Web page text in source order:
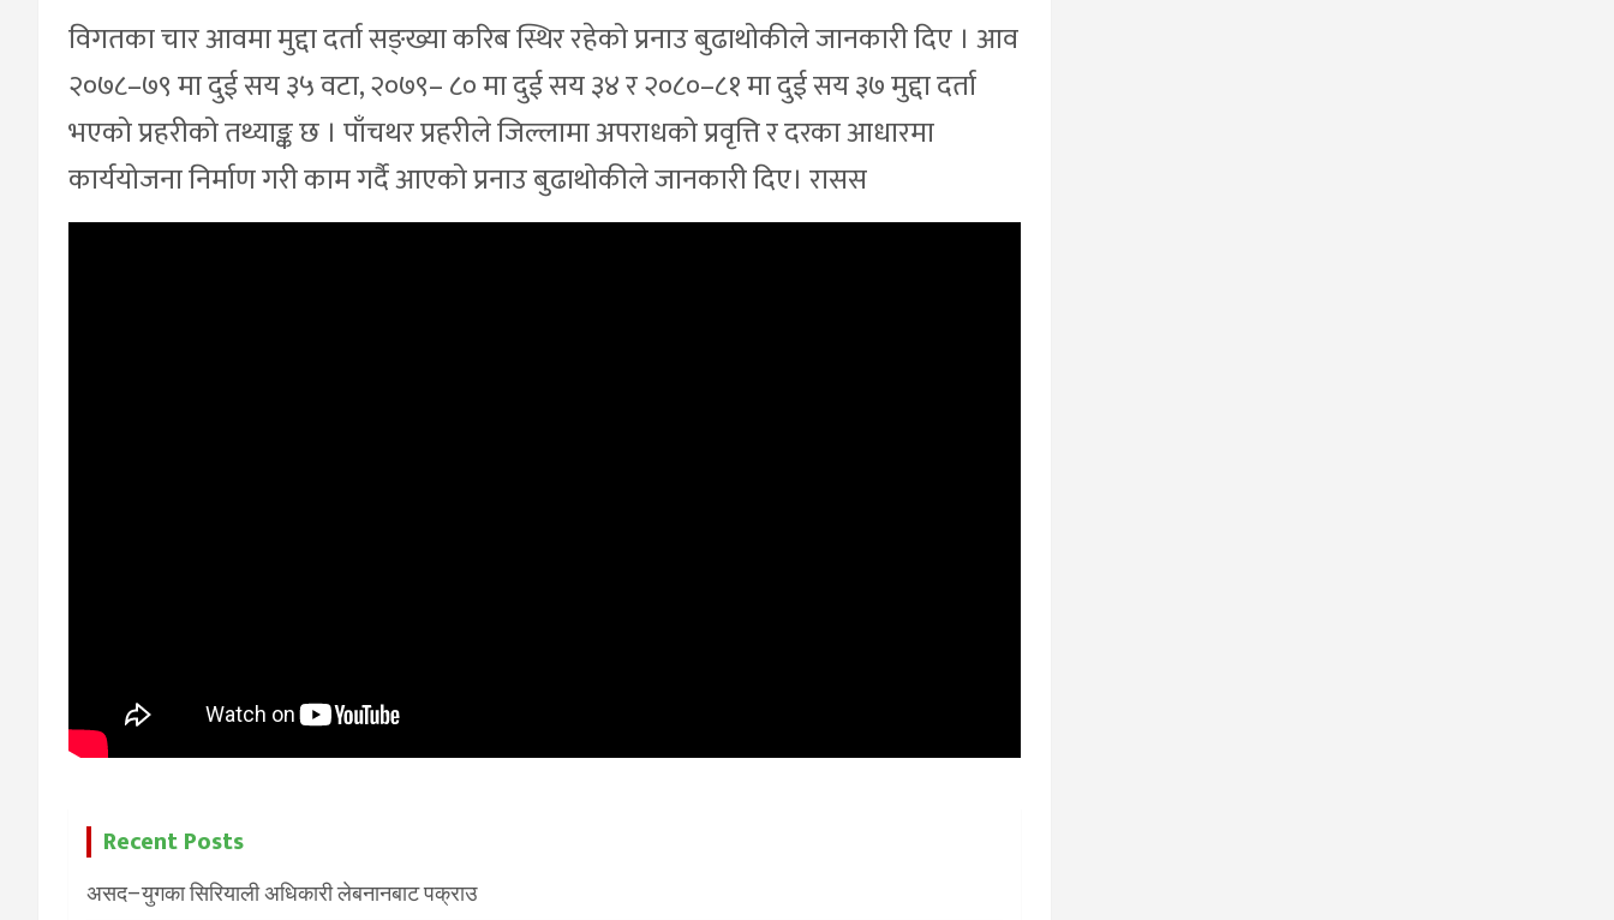
विगतका चार आवमा मुद्दा दर्ता सङ्ख्या करिब स्थिर रहेको प्रनाउ बुढाथोकीले जानकारी दिए । आव
२०७८–७९ मा दुई सय ३५ वटा, २०७९– ८० मा दुई सय ३४ र २०८०–८१ मा दुई सय ३७ मुद्दा दर्ता
भएको प्रहरीको तथ्याङ्क छ । पाँचथर प्रहरीले जिल्लामा अपराधको प्रवृत्ति र दरका आधारमा
कार्ययोजना निर्माण गरी काम गर्दै आएको प्रनाउ बुढाथोकीले जानकारी दिए। रासस
Recent Posts
असद–युगका सिरियाली अधिकारी लेबनानबाट पक्राउ